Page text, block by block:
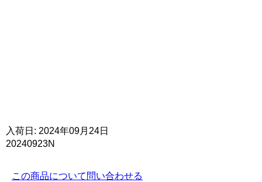
入荷日: 2024年09月24日
20240923N
この商品について問い合わせる